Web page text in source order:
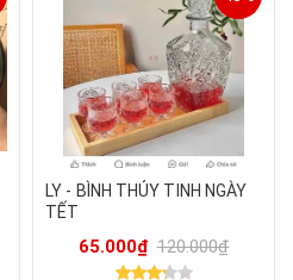
LY - BÌNH THỦY TINH NGÀY
TẾT
65.000₫ 120.000₫